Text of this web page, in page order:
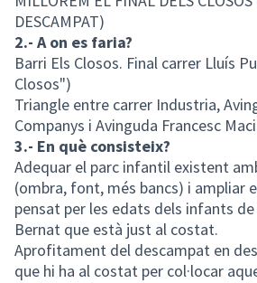
DESCAMPAT)
2.- A on es faria?
Barri Els Closos. Final carrer Lluís
Closos")
Triangle entre carrer Industria,
Companys i Avinguda Francesc
3.- En què consisteix?
Adequar el parc infantil existent
(ombra, font, més bancs) i ampliar
pensat per les edats dels infants
Bernat que està just al costat.
Aprofitament del descampat en
que hi ha al costat per col·locar